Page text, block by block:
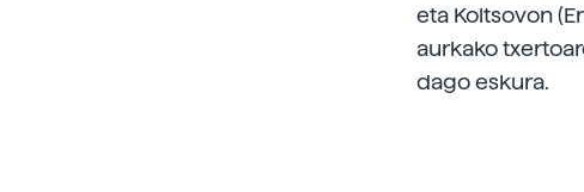
eta Koltsovon
aurkako
dago eskura.